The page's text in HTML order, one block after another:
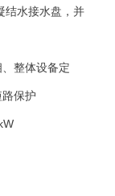
结水接水盘，并
整体设备定
保护